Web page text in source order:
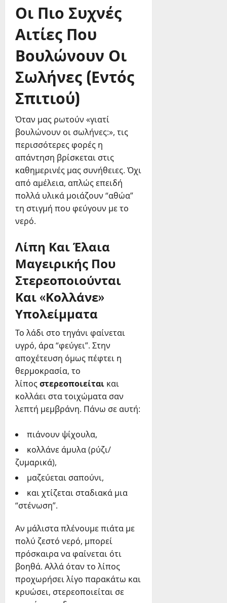
Οι Πιο Συχνές
Αιτίες Που
Βουλώνουν Οι
Σωλήνες (Εντός
Σπιτιού)
Όταν μας ρωτούν «γιατί
βουλώνουν οι σωλήνες:», τις
περισσότερες φορές η
απάντηση βρίσκεται στις
καθημερινές μας συνήθειες. Όχι
από αμέλεια, απλώς επειδή
πολλά υλικά μοιάζουν “αθώα”
τη στιγμή που φεύγουν με το
νερό.
Λίπη Και Έλαια
Μαγειρικής Που
Στερεοποιούνται
Και «Κολλάνε»
Υπολείμματα
Το λάδι στο τηγάνι φαίνεται
υγρό, άρα “φεύγει”. Στην
αποχέτευση όμως πέφτει η
θερμοκρασία, το
λίποςστερεοποιείται και
κολλάει στα τοιχώματα σαν
λεπτή μεμβράνη. Πάνω σε αυτή:
πιάνουν ψίχουλα,
κολλάνε άμυλα (ρύζι/
ζυμαρικά),
μαζεύεται σαπούνι,
και χτίζεται σταδιακά μια
“στένωση”.
Αν μάλιστα πλένουμε πιάτα με
πολύ ζεστό νερό, μπορεί
πρόσκαιρα να φαίνεται ότι
βοηθά. Αλλά όταν το λίπος
προχωρήσει λίγο παρακάτω και
κρυώσει, στερεοποιείται σε